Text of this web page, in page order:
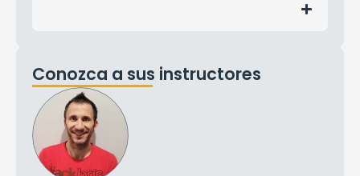
Conozca a sus instructores